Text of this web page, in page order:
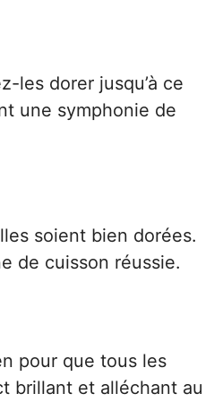
les dorer jusqu’à ce
une symphonie de
soient bien dorées.
de cuisson réussie.
pour que tous les
brillant et alléchant au